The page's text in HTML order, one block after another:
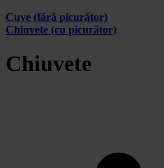
Cuve (fără picurător)
Chiuvete (cu picurător)
Chiuvete